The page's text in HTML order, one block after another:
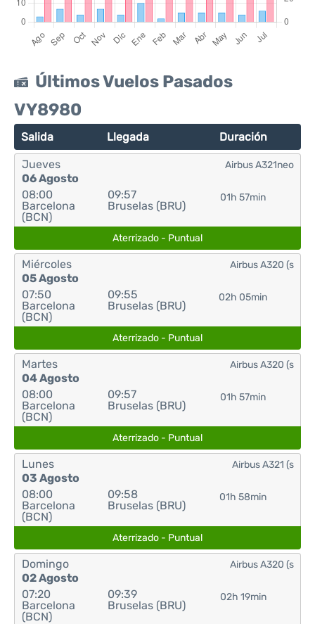
Últimos Vuelos Pasados
VY8980
Salida Llegada Duración
Jueves
06 Agosto
08:00
Barcelona
(BCN)
09:57
Bruselas (BRU)
01h 57min
Airbus A321neo
Aterrizado - Puntual
Miércoles
05 Agosto
07:50
Barcelona
(BCN)
09:55
Bruselas (BRU)
02h 05min
Airbus A320 (s
Aterrizado - Puntual
Martes
04 Agosto
08:00
Barcelona
(BCN)
09:57
Bruselas (BRU)
01h 57min
Airbus A320 (s
Aterrizado - Puntual
Lunes
03 Agosto
08:00
Barcelona
(BCN)
09:58
Bruselas (BRU)
01h 58min
Airbus A321 (s
Aterrizado - Puntual
Domingo
02 Agosto
07:20
Barcelona
(BCN)
09:39
Bruselas (BRU)
02h 19min
Airbus A320 (s